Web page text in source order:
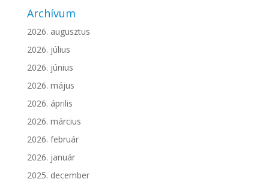
Archívum
2026. augusztus
2026. július
2026. június
2026. május
2026. április
2026. március
2026. február
2026. január
2025. december